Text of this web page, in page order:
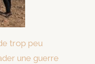
trop peu
une guerre